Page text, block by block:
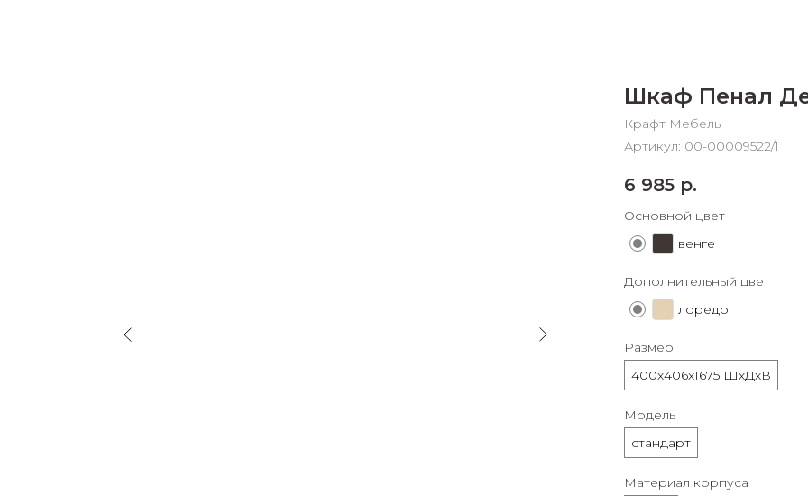
Шкаф Пенал
Крафт Мебель
Артикул: 00-00009522/1
6 985 р.
Основной цвет
венге
Дополнительный цвет
лоредо
Размер
400х406х1675 ШхДхВ
Модель
стандарт
Материал корпуса
в корзину
Оплачивайте сегодня только
% картой любого банка
выбранный способом